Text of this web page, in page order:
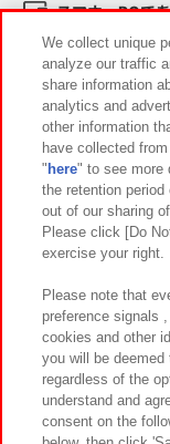
スマホ・PCで
イベント・キャ
関連会社
プライバシーポリシ
お取引先さ
カスタマーハラスメ
We collect unique
analyze our traffic
share information
analytics and
other information
have collected
" here" to see more
the retention
out of our sharing
Please click [Do
exercise your right.
Please note that
preference signals
cookies and other
you will be
regardless of the
understand and
consent on the